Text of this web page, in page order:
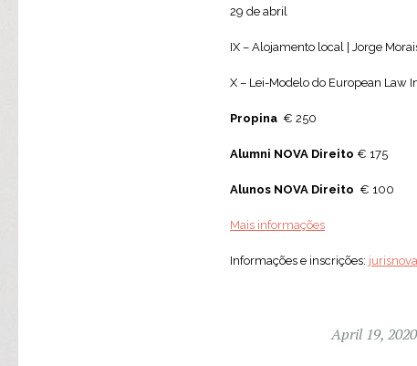
29 de abril
IX – Alojamento local | Jorge
X – Lei-Modelo do European Law
Propina € 250
Alumni NOVA Direito € 175
Alunos NOVA Direito € 100
Mais informações
Informações e inscrições:
April 19, 2020